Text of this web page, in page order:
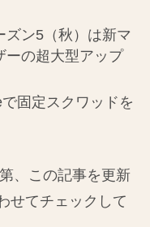
ズン5（秋）は新マ
ーの超大型アップ
固定スクワッドを
、この記事を更新
せてチェックして